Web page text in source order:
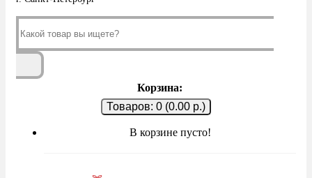
Корзина:
Товаров: 0 (0.00 р.)
В корзине пусто!